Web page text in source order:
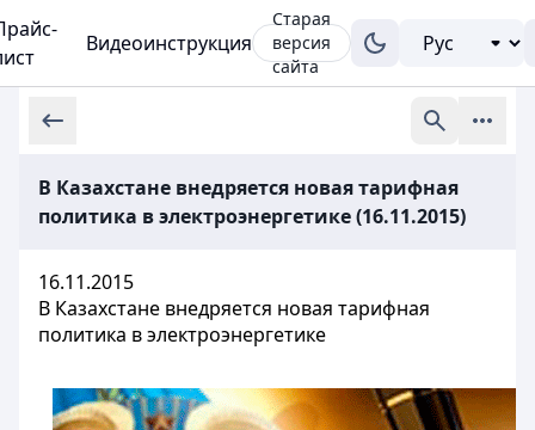
Видеоинструкция
Старая
версия
сайта
В Казахстане внедряется новая тарифная
политика в электроэнергетике (16.11.2015)
16.11.2015
В Казахстане внедряется новая тарифная
политика в электроэнергетике